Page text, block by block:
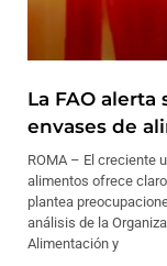
La FAO
envases de
ROMA – El creciente
alimentos ofrece
plantea
análisis de la
Alimentación y